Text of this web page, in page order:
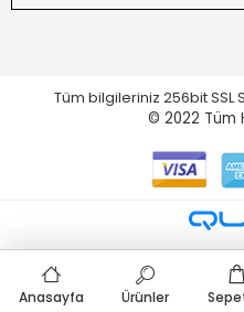
Tüm bilgileriniz 256bit SSL
© 2022 Tüm
Anasayfa Ürünler